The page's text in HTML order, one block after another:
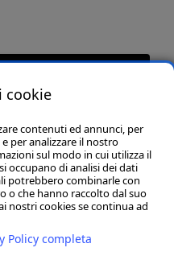
cookie
contenuti ed annunci, per
per analizzare il nostro
sul modo in cui utilizza il
occupano di analisi dei dati
potrebbero combinarle con
o che hanno raccolto dal suo
nostri cookies se continua ad
Policy completa